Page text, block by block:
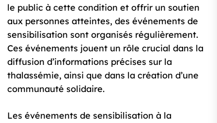
le public à cette condition et offrir un soutien
aux personnes atteintes, des événements de
sensibilisation sont organisés régulièrement.
Ces événements jouent un rôle crucial dans la
diffusion d’informations précises sur la
thalassémie, ainsi que dans la création d’une
communauté solidaire.
Les événements de sensibilisation à la